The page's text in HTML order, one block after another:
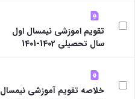
نهاوند
سایر
برنامه
آموزشی
آموزش
های
تقویم اموزشی نیمسال اول
سال تحصیلی 1402-1401
خلاصه تقویم آموزشی نیمسال